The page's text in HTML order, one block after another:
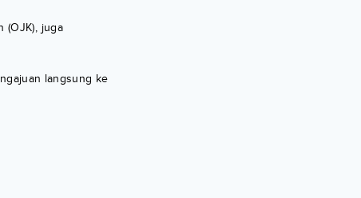
(OJK), juga
langsung ke